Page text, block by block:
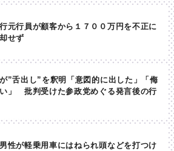
元行員が顧客から１７００万円を不正に
せず
”舌出し”を釈明「意図的に出した」「侮
」 批判受けた参政党めぐる発言後の行
性が軽乗用車にはねられ頭などを打つけ